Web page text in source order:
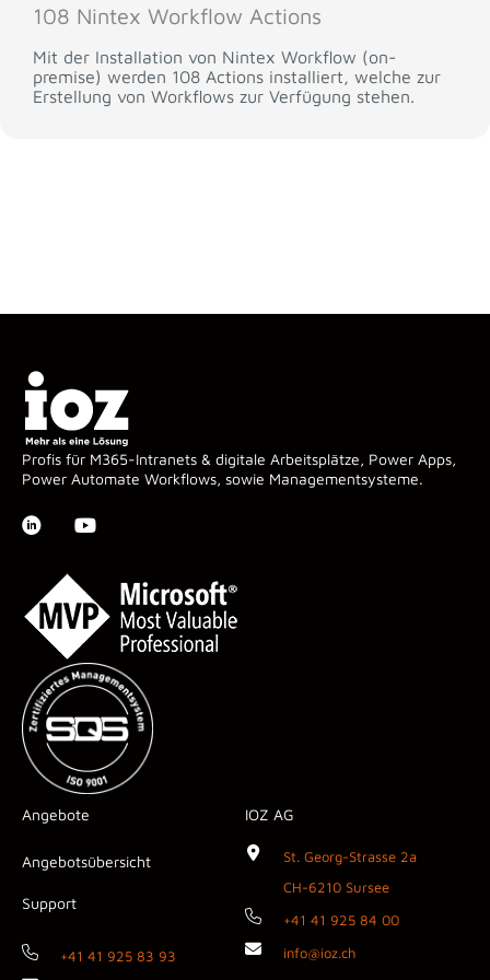
108 Nintex Workflow Actions
Mit der Installation von Nintex Workflow (on-
premise) werden 108 Actions installiert, welche zur
Erstellung von Workflows zur Verfügung stehen.
Profis für M365-Intranets & digitale Arbeitsplätze, Power Apps,
Power Automate Workflows, sowie Managementsysteme.
Angebote
Angebotsübersicht
Support
+41 41 925 83 93
IOZ AG
St. Georg-Strasse 2a
CH-6210 Sursee
+41 41 925 84 00
info@ioz.ch